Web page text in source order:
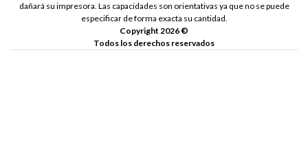
dañará su impresora. Las capacidades son orientativas ya que no se puede
especificar de forma exacta su cantidad.
Copyright 2026 ©
Todos los derechos reservados